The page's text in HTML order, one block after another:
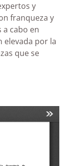
y
franqueza y
cabo en
elevada por la
que se